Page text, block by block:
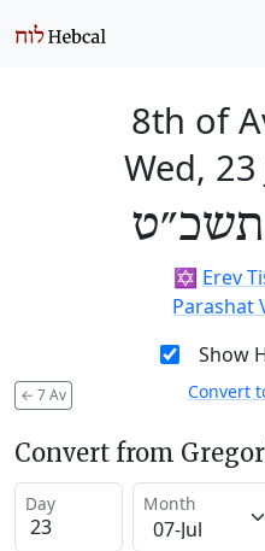
8th of
Wed,
✡️ Erev
Parashat
Show
← 7 Av Convert
Convert from
Day Month